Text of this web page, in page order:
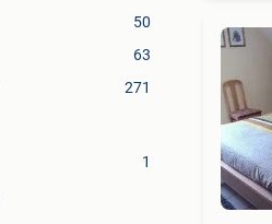
50
63
271
1